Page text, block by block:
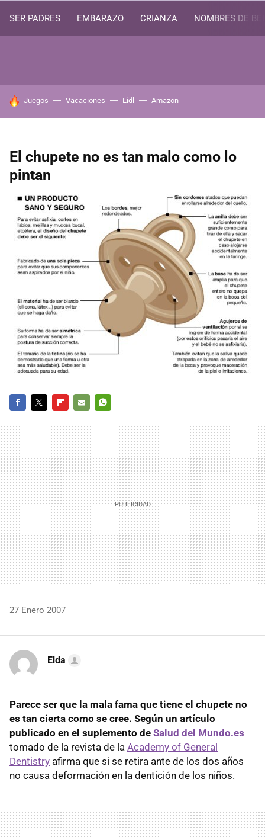
SER PADRES EMBARAZO CRIANZA NOMBRES DE
HOY SE HABLA DE
Juegos Vacaciones Lidl Amazon
El chupete no es tan malo como lo
pintan
MAIL
27 Enero 2007
Elda
Parece ser que la mala fama que tiene el chupete no
es tan cierta como se cree. Según un artículo
publicado en el suplemento de Salud del Mundo.es
tomado de la revista de la Academy of General
Dentistry afirma que si se retira ante de los dos años
no causa deformación en la dentición de los niños.